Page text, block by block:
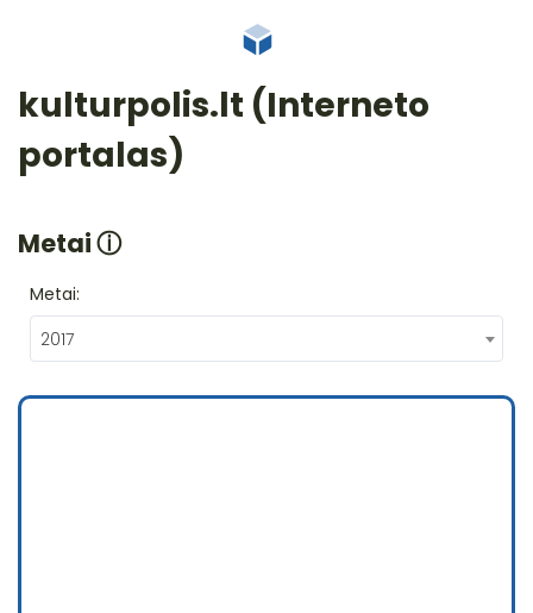
kulturpolis.lt (Interneto
portalas)
Metaiⓘ
Metai:
2017